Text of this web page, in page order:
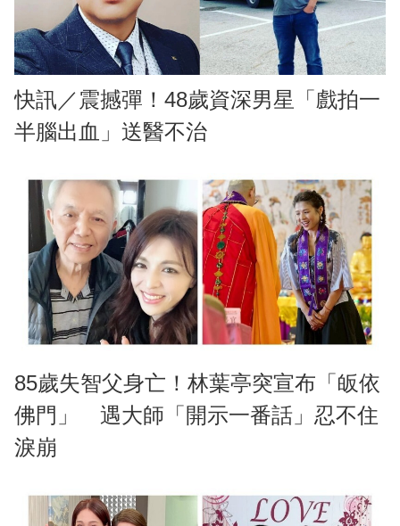
快訊／震撼彈！48歲資深男星「戲拍一
半腦出血」送醫不治
85歲失智父身亡！林葉亭突宣布「皈依
佛門」 遇大師「開示一番話」忍不住
淚崩